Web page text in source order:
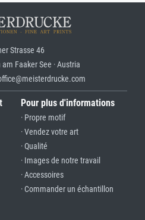
Strasse 46
Faaker See · Austria
Pour plus d'informations
· Propre motif
· Vendez votre art
· Qualité
· Images de notre travail
· Accessoires
· Commander un échantillon